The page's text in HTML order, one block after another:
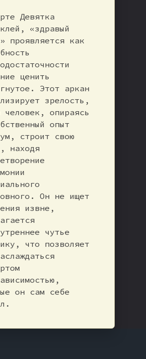
Девятка
«здравый
проявляется как
ценить
Этот аркан
зрелость,
человек, опираясь
опыт
строит свою
находя
Он не ищет
извне,
чутье
что позволяет
он сам себе